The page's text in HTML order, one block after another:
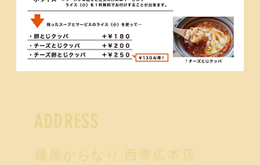
ADDRESS
麺屋からなり 西帯広本店